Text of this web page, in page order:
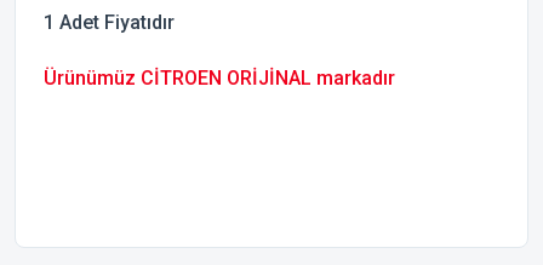
1 Adet Fiyatıdır
Ürünümüz CİTROEN ORİJİNAL markadır